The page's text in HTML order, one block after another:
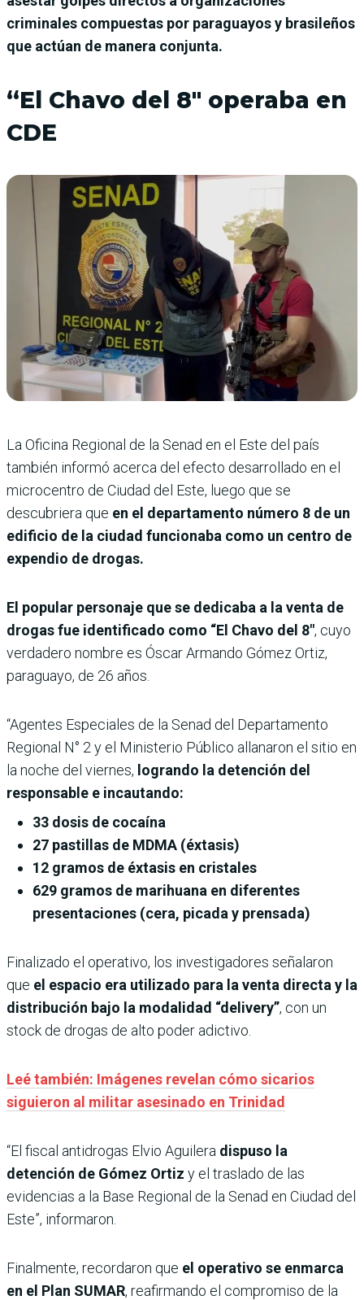
criminales compuestas por paraguayos y brasileños
que actúan de manera conjunta.
“El Chavo del 8″ operaba en
CDE
La Oficina Regional de la Senad en el Este del país
también informó acerca del efecto desarrollado en el
microcentro de Ciudad del Este, luego que se
descubriera que en el departamento número 8 de un
edificio de la ciudad funcionaba como un centro de
expendio de drogas.
El popular personaje que se dedicaba a la venta de
drogas fue identificado como “El Chavo del 8″, cuyo
verdadero nombre es Óscar Armando Gómez Ortiz,
paraguayo, de 26 años.
“Agentes Especiales de la Senad del Departamento
Regional N° 2 y el Ministerio Público allanaron el sitio en
la noche del viernes, logrando la detención del
responsable e incautando:
33 dosis de cocaína
27 pastillas de MDMA (éxtasis)
12 gramos de éxtasis en cristales
629 gramos de marihuana en diferentes
presentaciones (cera, picada y prensada)
Finalizado el operativo, los investigadores señalaron
que el espacio era utilizado para la venta directa y la
distribución bajo la modalidad “delivery”, con un
stock de drogas de alto poder adictivo.
Leé también: Imágenes revelan cómo sicarios
siguieron al militar asesinado en Trinidad
“El fiscal antidrogas Elvio Aguilera dispuso la
detención de Gómez Ortiz y el traslado de las
evidencias a la Base Regional de la Senad en Ciudad del
Este”, informaron.
Finalmente, recordaron que el operativo se enmarca
en el Plan SUMAR, reafirmando el compromiso de la